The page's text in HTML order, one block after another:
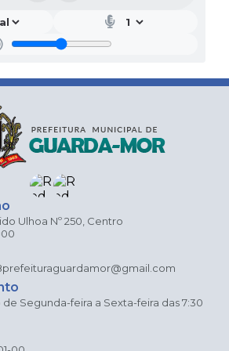
Ulhoa Nº 250, Centro
prefeituraguardamor@gmail.com
Segunda-feira a Sexta-feira das 7:30